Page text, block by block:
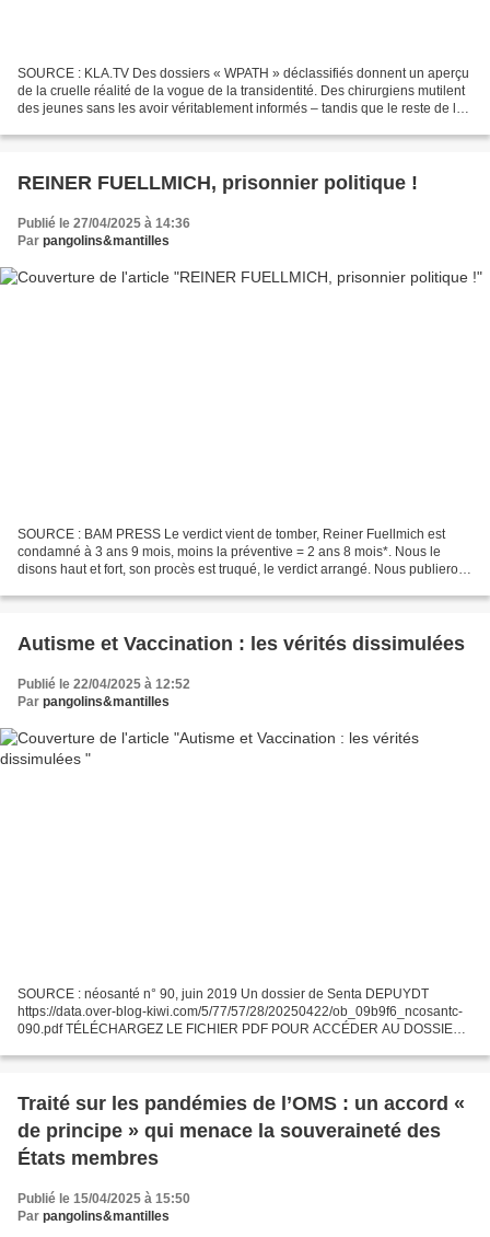
SOURCE : KLA.TV Des dossiers « WPATH » déclassifiés donnent un aperçu
de la cruelle réalité de la vogue de la transidentité. Des chirurgiens mutilent
des jeunes sans les avoir véritablement informés – tandis que le reste de la
REINER FUELLMICH, prisonnier politique !
Publié le 27/04/2025 à 14:36
Par pangolins&mantilles
SOURCE : BAM PRESS Le verdict vient de tomber, Reiner Fuellmich est
condamné à 3 ans 9 mois, moins la préventive = 2 ans 8 mois*. Nous le
disons haut et fort, son procès est truqué, le verdict arrangé. Nous publierons
Autisme et Vaccination : les vérités dissimulées
Publié le 22/04/2025 à 12:52
Par pangolins&mantilles
SOURCE : néosanté n° 90, juin 2019 Un dossier de Senta DEPUYDT
https://data.over-blog-kiwi.com/5/77/57/28/20250422/ob_09b9f6_ncosantc-
090.pdf TÉLÉCHARGEZ LE FICHIER PDF POUR ACCÉDER AU DOSSIER
___________________________________________________________
Traité sur les pandémies de l’OMS : un accord «
de principe » qui menace la souveraineté des
États membres
Publié le 15/04/2025 à 15:50
Par pangolins&mantilles